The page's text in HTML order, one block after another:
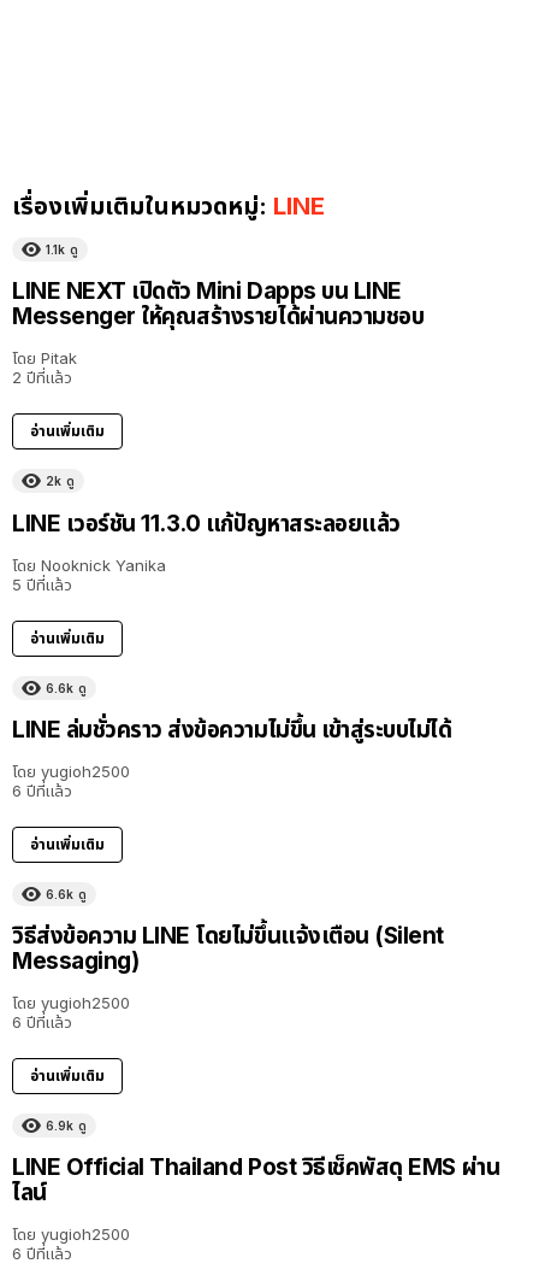
เรื่องเพิ่มเติมในหมวดหมู่: LINE
1.1k ดู
LINE NEXT เปิดตัว Mini Dapps บน LINE
Messenger ให้คุณสร้างรายได้ผ่านความชอบ
โดย Pitak
2 ปีที่แล้ว
อ่านเพิ่มเติม
2k ดู
LINE เวอร์ชัน 11.3.0 แก้ปัญหาสระลอยแล้ว
โดย Nooknick Yanika
5 ปีที่แล้ว
อ่านเพิ่มเติม
6.6k ดู
LINE ล่มชั่วคราว ส่งข้อความไม่ขึ้น เข้าสู่ระบบไม่ได้
โดย yugioh2500
6 ปีที่แล้ว
อ่านเพิ่มเติม
6.6k ดู
วิธีส่งข้อความ LINE โดยไม่ขึ้นแจ้งเตือน (Silent
Messaging)
โดย yugioh2500
6 ปีที่แล้ว
อ่านเพิ่มเติม
6.9k ดู
LINE Official Thailand Post วิธีเช็คพัสดุ EMS ผ่าน
ไลน์
โดย yugioh2500
6 ปีที่แล้ว